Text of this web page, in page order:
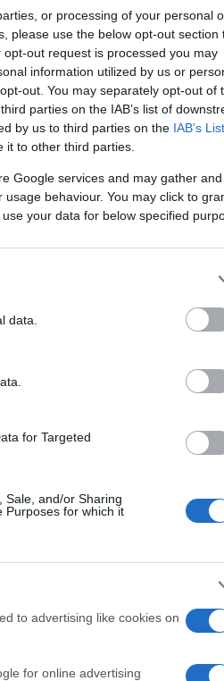
or processing of your personal
please use the below opt-out section
out request is processed you may
information utilized by us or
out. You may separately opt-out of
parties on the IAB’s list of
by us to third parties on the IAB’s
it to other third parties.
Google services and may gather
behaviour. You may click to
your data for below specified
data.
for Targeted
Sale, and/or Sharing
Purposes for which it
to advertising like cookies on
for online advertising
πρώτα τις
και
του ζελέ.
το ζελέ
πήξει πάρει την
το γιαούρτι. Μόλις
καλά.